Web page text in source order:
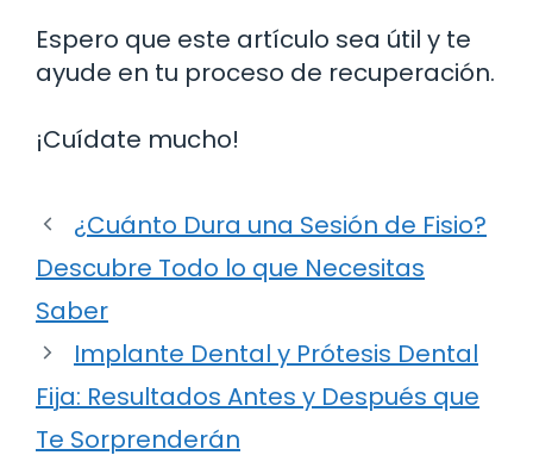
Espero que este artículo sea útil y te
ayude en tu proceso de recuperación.
¡Cuídate mucho!
¿Cuánto Dura una Sesión de Fisio?
Descubre Todo lo que Necesitas
Saber
Implante Dental y Prótesis Dental
Fija: Resultados Antes y Después que
Te Sorprenderán